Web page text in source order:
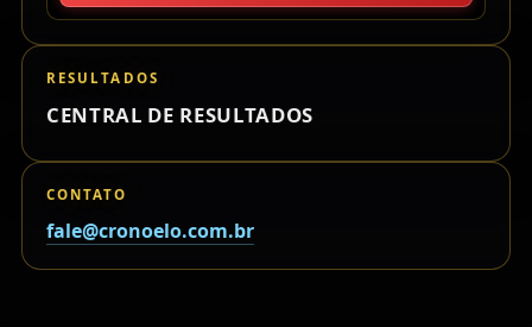
RESULTADOS
CENTRAL DE RESULTADOS
CONTATO
fale@cronoelo.com.br